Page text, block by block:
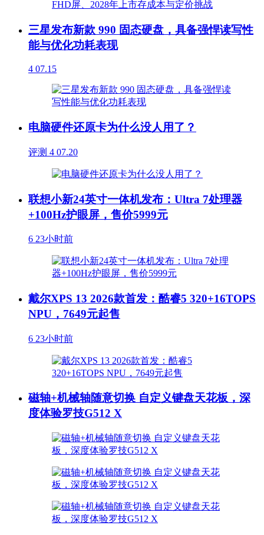
三星发布新款 990 固态硬盘，具备强悍读写性
能与优化功耗表现
4 07.15
电脑硬件还原卡为什么没人用了？
评测 4 07.20
联想小新24英寸一体机发布：Ultra 7处理器
+100Hz护眼屏，售价5999元
6 23小时前
戴尔XPS 13 2026款首发：酷睿5 320+16TOPS
NPU，7649元起售
6 23小时前
磁轴+机械轴随意切换 自定义键盘天花板，深
度体验罗技G512 X